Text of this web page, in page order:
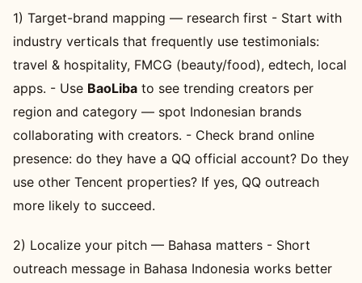
1) Target-brand mapping — research first - Start with
industry verticals that frequently use testimonials:
travel & hospitality, FMCG (beauty/food), edtech, local
apps. - Use BaoLiba to see trending creators per
region and category — spot Indonesian brands
collaborating with creators. - Check brand online
presence: do they have a QQ official account? Do they
use other Tencent properties? If yes, QQ outreach
more likely to succeed.
2) Localize your pitch — Bahasa matters - Short
outreach message in Bahasa Indonesia works better